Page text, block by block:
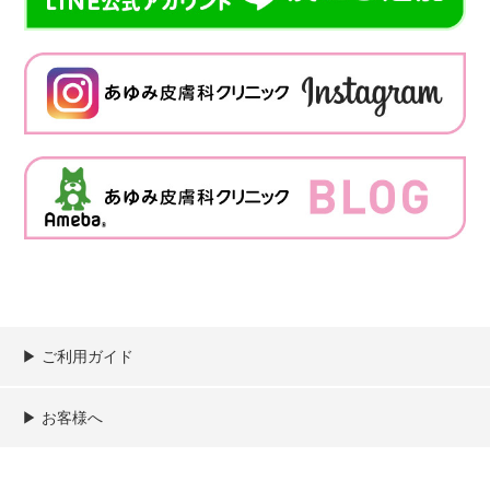
▶︎ ご利用ガイド
ご利用ガイド
決済／配送／送料について
取り扱い商品一覧
顧客情報の取扱について
特定商取引法の表記
▶︎ お客様へ